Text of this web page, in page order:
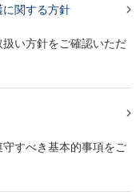
関する方針 
い方針をご確認いただ

すべき基本的事項をご